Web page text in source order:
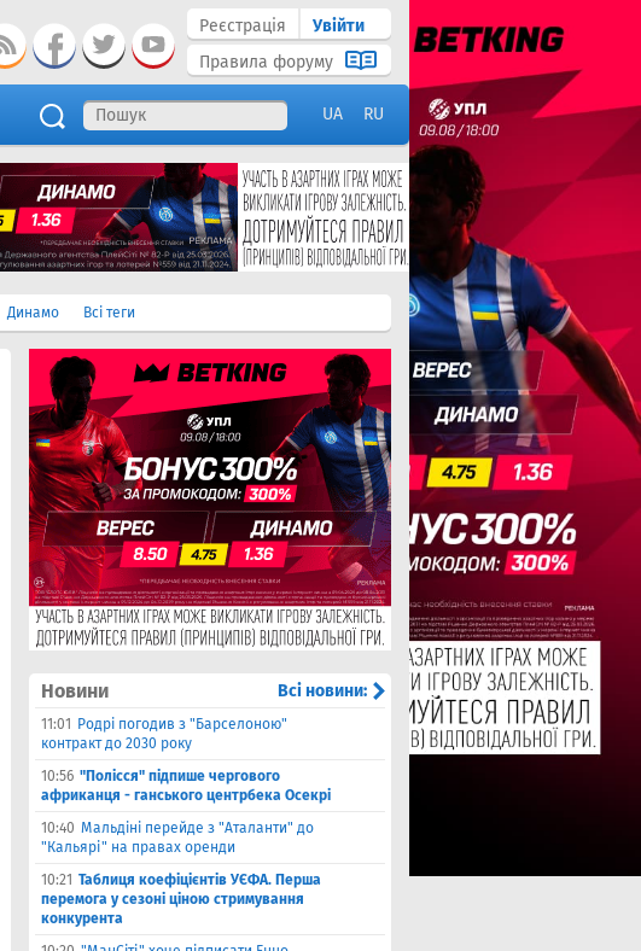
Реєстрація
Увійти
Правила форуму
UA RU
Динамо Всі теги
Новини Всі новини:
11:01
Родрі погодив з "Барселоною"
контракт до 2030 року
10:56 "Полісся" підпише чергового
африканця - ганського центрбека Осекрі
10:40 Мальдіні перейде з "Аталанти" до
"Кальярі" на правах оренди
10:21 Таблиця коефіцієнтів УЄФА. Перша
перемога у сезоні ціною стримування
конкурента